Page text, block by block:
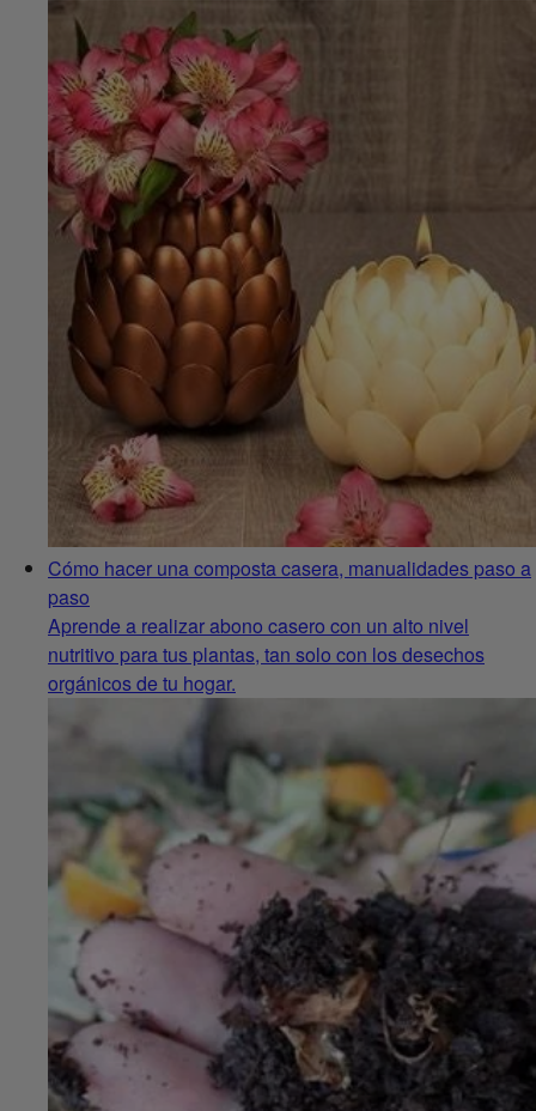
Cómo hacer una composta casera, manualidades paso a
paso
Aprende a realizar abono casero con un alto nivel
nutritivo para tus plantas, tan solo con los desechos
orgánicos de tu hogar.